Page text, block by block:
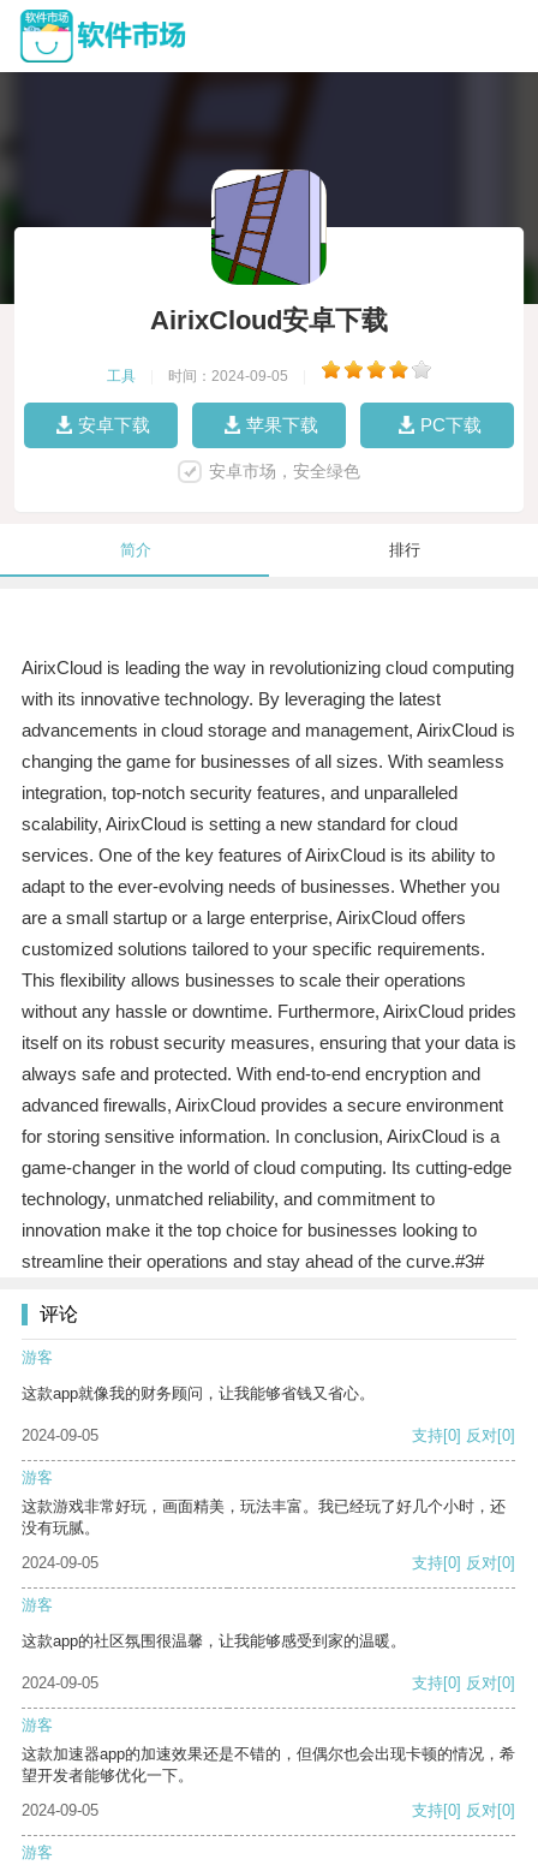
AirixCloud安卓下载
工具 时间：2024-09-05
安卓下载 苹果下载 PC下载
安卓市场，安全绿色
简介 排行
AirixCloud is leading the way in revolutionizing cloud computing
with its innovative technology. By leveraging the latest
advancements in cloud storage and management, AirixCloud is
changing the game for businesses of all sizes. With seamless
integration, top-notch security features, and unparalleled
scalability, AirixCloud is setting a new standard for cloud
services. One of the key features of AirixCloud is its ability to
adapt to the ever-evolving needs of businesses. Whether you
are a small startup or a large enterprise, AirixCloud offers
customized solutions tailored to your specific requirements.
This flexibility allows businesses to scale their operations
without any hassle or downtime. Furthermore, AirixCloud prides
itself on its robust security measures, ensuring that your data is
always safe and protected. With end-to-end encryption and
advanced firewalls, AirixCloud provides a secure environment
for storing sensitive information. In conclusion, AirixCloud is a
game-changer in the world of cloud computing. Its cutting-edge
technology, unmatched reliability, and commitment to
innovation make it the top choice for businesses looking to
streamline their operations and stay ahead of the curve.#3#
评论
游客
这款app就像我的财务顾问，让我能够省钱又省心。
2024-09-05 支持[0] 反对[0]
游客
这款游戏非常好玩，画面精美，玩法丰富。我已经玩了好几个小时，还
没有玩腻。
2024-09-05
支持[0] 反对[0]
游客
这款app的社区氛围很温馨，让我能够感受到家的温暖。
2024-09-05 支持[0] 反对[0]
游客
这款加速器app的加速效果还是不错的，但偶尔也会出现卡顿的情况，希
望开发者能够优化一下。
2024-09-05
支持[0] 反对[0]
游客